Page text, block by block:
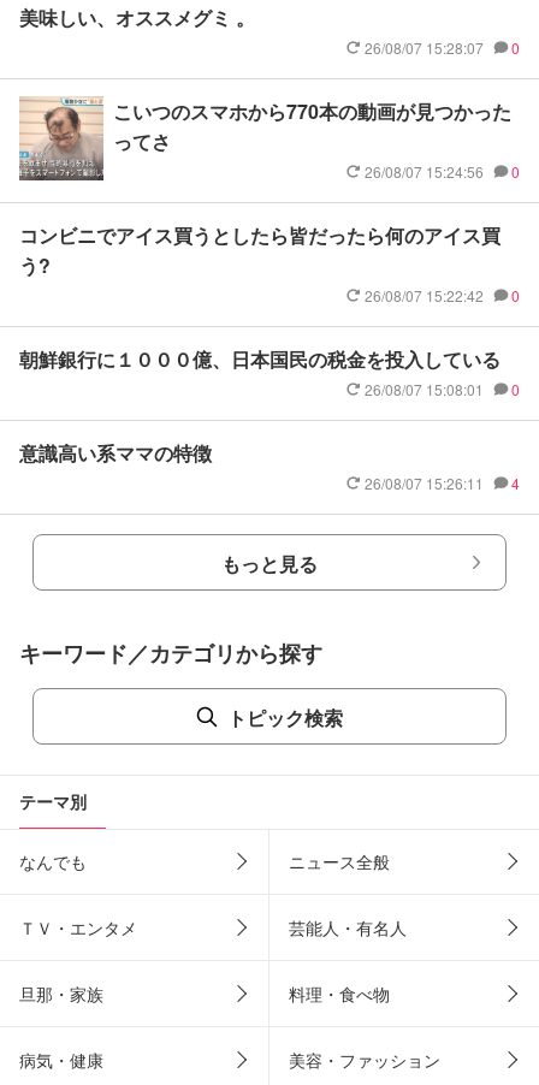
美味しい、オススメグミ 。
26/08/07 15:28:07 0
こいつのスマホから770本の動画が見つかった
ってさ
26/08/07 15:24:56 0
コンビニでアイス買うとしたら皆だったら何のアイス買
う?
26/08/07 15:22:42 0
朝鮮銀行に１０００億、日本国民の税金を投入している
26/08/07 15:08:01 0
意識高い系ママの特徴
26/08/07 15:26:11 4
もっと見る
キーワード／カテゴリから探す
トピック検索
テーマ別
なんでも ニュース全般
ＴＶ・エンタメ 芸能人・有名人
旦那・家族 料理・食べ物
病気・健康 美容・ファッション